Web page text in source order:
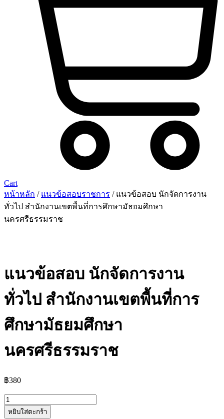
Cart
หน้าหลัก / แนวข้อสอบราชการ / แนวข้อสอบ นักจัดการงาน
ทั่วไป สำนักงานเขตพื้นที่การศึกษามัธยมศึกษา
นครศรีธรรมราช
แนวข้อสอบ นักจัดการงาน
ทั่วไป สำนักงานเขตพื้นที่การ
ศึกษามัธยมศึกษา
นครศรีธรรมราช
฿380
จำนวน
แนว
หยิบใส่ตะกร้า